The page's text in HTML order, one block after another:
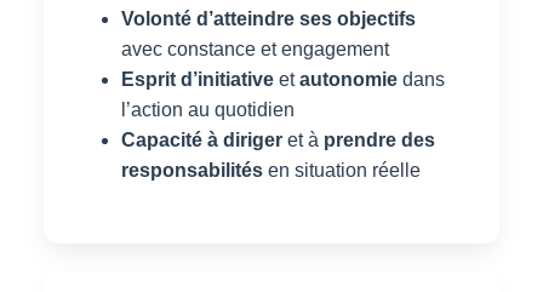
Volonté d’atteindre ses objectifs
avec constance et engagement
Esprit d’initiative etautonomie dans
l’action au quotidien
Capacité à diriger et à prendre des
responsabilités en situation réelle